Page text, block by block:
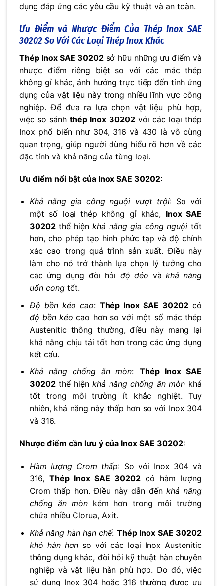
dụng đáp ứng các yêu cầu kỹ thuật và an toàn.
Ưu Điểm và Nhược Điểm Của Thép Inox SAE
30202So Với Các Loại Thép Inox Khác
Thép Inox SAE 30202 sở hữu những ưu điểm và
nhược điểm riêng biệt so với các mác thép
không gỉ khác, ảnh hưởng trực tiếp đến tính ứng
dụng của vật liệu này trong nhiều lĩnh vực công
nghiệp. Để đưa ra lựa chọn vật liệu phù hợp,
việc so sánhthép Inox 30202với các loại thép
Inox phổ biến như 304, 316 và 430 là vô cùng
quan trọng, giúp người dùng hiểu rõ hơn về các
đặc tính và khả năng của từng loại.
Ưu điểm nổi bật của Inox SAE 30202:
Khả năng gia công nguội vượt trội: So với
một số loại thép không gỉ khác, Inox SAE
30202thể hiệnkhả năng gia công nguội tốt
hơn, cho phép tạo hình phức tạp và độ chính
xác cao trong quá trình sản xuất. Điều này
làm cho nó trở thành lựa chọn lý tưởng cho
các ứng dụng đòi hỏi độ dẻo vàkhả năng
uốn congtốt.
Độ bền kéo cao: Thép Inox SAE 30202có
độ bền kéo cao hơn so với một số mác thép
Austenitic thông thường, điều này mang lại
khả năng chịu tải tốt hơn trong các ứng dụng
kết cấu.
Khả năng chống ăn mòn: Thép Inox SAE
30202thể hiệnkhả năng chống ăn mòn khá
tốt trong môi trường ít khắc nghiệt. Tuy
nhiên, khả năng này thấp hơn so với Inox 304
và 316.
Nhược điểm cần lưu ý của Inox SAE 30202:
Hàm lượng Crom thấp: So với Inox 304 và
316, Thép Inox SAE 30202 có hàm lượng
Crom thấp hơn. Điều này dẫn đếnkhả năng
chống ăn mòn kém hơn trong môi trường
chứa nhiều Clorua, Axit.
Khả năng hàn hạn chế: Thép Inox SAE 30202
khó hàn hơnso với các loại Inox Austenitic
thông dụng khác, đòi hỏi kỹ thuật hàn chuyên
nghiệp và vật liệu hàn phù hợp. Do đó, việc
sử dụng Inox 304 hoặc 316 thường được ưu